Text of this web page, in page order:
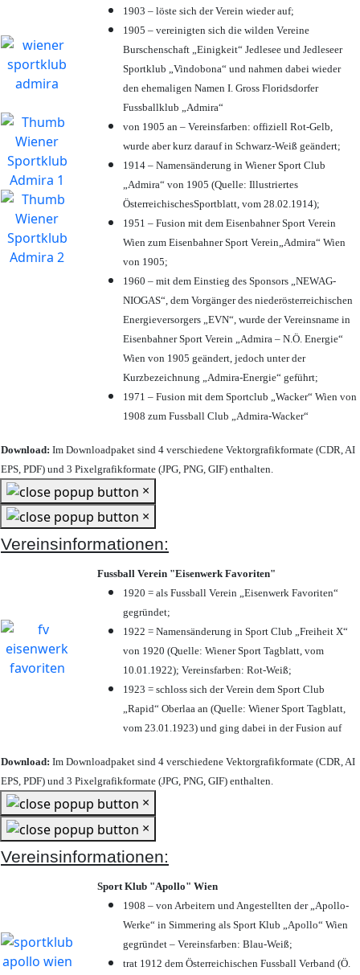
1903 – löste sich der Verein wieder auf;
1905 – vereinigten sich die wilden Vereine
Burschenschaft „Einigkeit“ Jedlesee und Jedleseer
Sportklub „Vindobona“ und nahmen dabei wieder
den ehemaligen Namen I. Gross Floridsdorfer
Fussballklub „Admira“
von 1905 an – Vereinsfarben: offiziell Rot-Gelb,
wurde aber kurz darauf in Schwarz-Weiß geändert;
1914 – Namensänderung in Wiener Sport Club
„Admira“ von 1905 (Quelle: Illustriertes
ÖsterreichischesSportblatt, vom 28.02.1914);
1951 – Fusion mit dem Eisenbahner Sport Verein
Wien zum Eisenbahner Sport Verein„Admira“ Wien
von 1905;
1960 – mit dem Einstieg des Sponsors „NEWAG-
NIOGAS“, dem Vorgänger des niederösterreichischen
Energieversorgers „EVN“, wurde der Vereinsname in
Eisenbahner Sport Verein „Admira – N.Ö. Energie“
Wien von 1905 geändert, jedoch unter der
Kurzbezeichnung „Admira-Energie“ geführt;
1971 – Fusion mit dem Sportclub „Wacker“ Wien von
1908 zum Fussball Club „Admira-Wacker“
Download: Im Downloadpaket sind 4 verschiedene Vektorgrafikformate (CDR, AI
EPS, PDF) und 3 Pixelgrafikformate (JPG, PNG, GIF) enthalten.
×
×
Vereinsinformationen:
Fussball Verein "Eisenwerk Favoriten"
1920 = als Fussball Verein „Eisenwerk Favoriten“
gegründet;
1922 = Namensänderung in Sport Club „Freiheit X“
von 1920 (Quelle: Wiener Sport Tagblatt, vom
10.01.1922); Vereinsfarben: Rot-Weiß;
1923 = schloss sich der Verein dem Sport Club
„Rapid“ Oberlaa an (Quelle: Wiener Sport Tagblatt,
vom 23.01.1923) und ging dabei in der Fusion auf
Download: Im Downloadpaket sind 4 verschiedene Vektorgrafikformate (CDR, AI
EPS, PDF) und 3 Pixelgrafikformate (JPG, PNG, GIF) enthalten.
×
×
Vereinsinformationen:
Sport Klub "Apollo" Wien
1908 – von Arbeitern und Angestellten der „Apollo-
Werke“ in Simmering als Sport Klub „Apollo“ Wien
gegründet – Vereinsfarben: Blau-Weiß;
trat 1912 dem Österreichischen Fussball Verband (Ö.